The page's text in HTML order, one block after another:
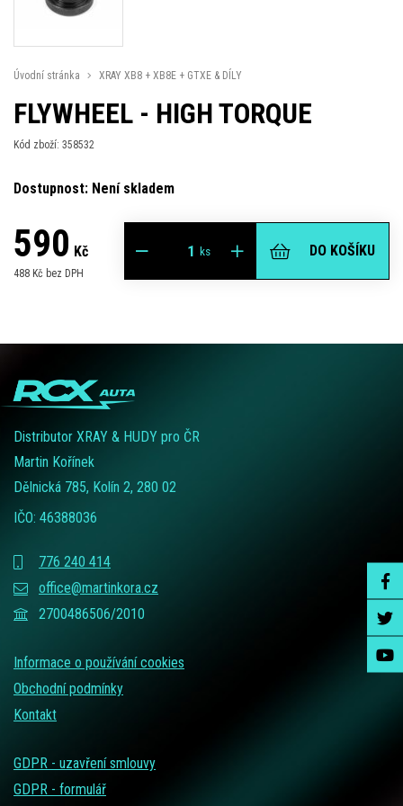
Úvodní stránka XRAY XB8 + XB8E + GTXE & DÍLY
FLYWHEEL - HIGH TORQUE
Kód zboží: 358532
Dostupnost: Není skladem
590 Kč
488 Kč bez DPH
ks DO KOŠÍKU
Distributor XRAY & HUDY pro ČR
Martin Kořínek
Dělnická 785, Kolín 2, 280 02
IČO: 46388036
776 240 414
office@martinkora.cz
2700486506/2010
Informace o používání cookies
Obchodní podmínky
Kontakt
GDPR - uzavření smlouvy
GDPR - formulář